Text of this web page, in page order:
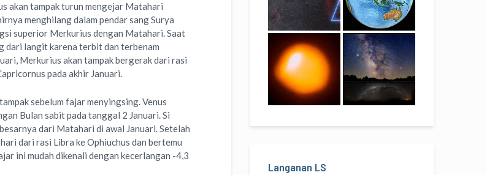
akan tampak turun mengejar Matahari
menghilang dalam pendar sang Surya
superior Merkurius dengan Matahari. Saat
dari langit karena terbit dan terbenam
Merkurius akan tampak bergerak dari rasi
pada akhir Januari.
sebelum fajar menyingsing. Venus
Bulan sabit pada tanggal 2 Januari. Si
dari Matahari di awal Januari. Setelah
dari rasi Libra ke Ophiuchus dan bertemu
ini mudah dikenali dengan kecerlangan -4,3
Langanan LS